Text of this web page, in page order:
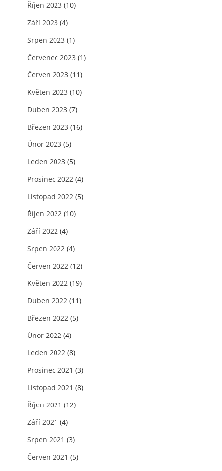
Říjen 2023 (10)
Září 2023 (4)
Srpen 2023 (1)
Červenec 2023 (1)
Červen 2023 (11)
Květen 2023 (10)
Duben 2023 (7)
Březen 2023 (16)
Únor 2023 (5)
Leden 2023 (5)
Prosinec 2022 (4)
Listopad 2022 (5)
Říjen 2022 (10)
Září 2022 (4)
Srpen 2022 (4)
Červen 2022 (12)
Květen 2022 (19)
Duben 2022 (11)
Březen 2022 (5)
Únor 2022 (4)
Leden 2022 (8)
Prosinec 2021 (3)
Listopad 2021 (8)
Říjen 2021 (12)
Září 2021 (4)
Srpen 2021 (3)
Červen 2021 (5)